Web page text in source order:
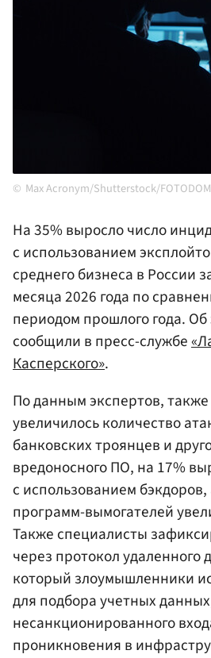
Max Acronym/Shutterstock/FOTODOM
На 35% выросло число
с использованием
среднего бизнеса в России
месяца 2026 года по
периодом прошлого года. Об
сообщили в пресс-службе
Касперского».
По данным экспертов,
увеличилось количество
банковских троянцев и
вредоносного ПО, на 17%
с использованием
программ-вымогателей
Также специалисты
через протокол удаленного
который злоумышленники
для подбора учетных
несанкционированного
проникновения в